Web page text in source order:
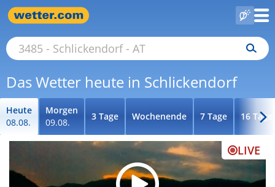
Das Wetter heute in Schlickendorf
Heute
08.08.
Morgen
09.08.
3 Tage Wochenende 7 Tage 16 Tage
LIVE